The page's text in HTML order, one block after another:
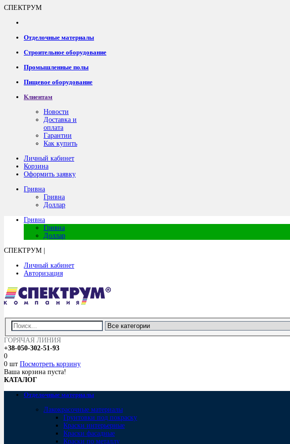
СПЕКТРУМ
Отделочные материалы
Строительное оборудование
Промышленные полы
Пищевое оборудование
Клиентам
Новости
Доставка и
оплата
Гарантии
Как купить
Личный кабинет
Корзина
Оформить заявку
Гривна
Гривна
Доллар
Гривна
Гривна
Доллар
СПЕКТРУМ
Личный кабинет
Авторизация
ГОРЯЧАЯ ЛИНИЯ
+38-050-302-51-93
0
0 шт Посмотреть корзину
Ваша корзина пуста!
КАТАЛОГ
Отделочные материалы
Лакокрасочные материалы
Грунтовки под покраску
Краски интерьерные
Краски фасадные
Краски по металлу